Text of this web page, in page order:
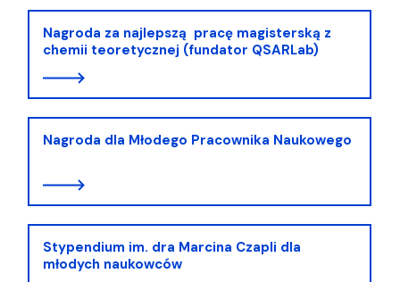
Nagroda za najlepszą pracę magisterską z
chemii teoretycznej (fundator QSARLab)
Nagroda dla Młodego Pracownika Naukowego
Stypendium im. dra Marcina Czapli dla
młodych naukowców